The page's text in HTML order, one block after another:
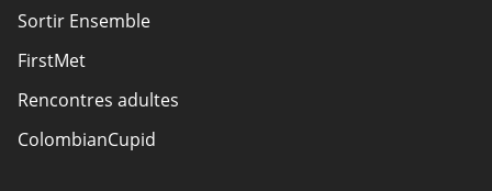
Sortir Ensemble
FirstMet
Rencontres adultes
ColombianCupid